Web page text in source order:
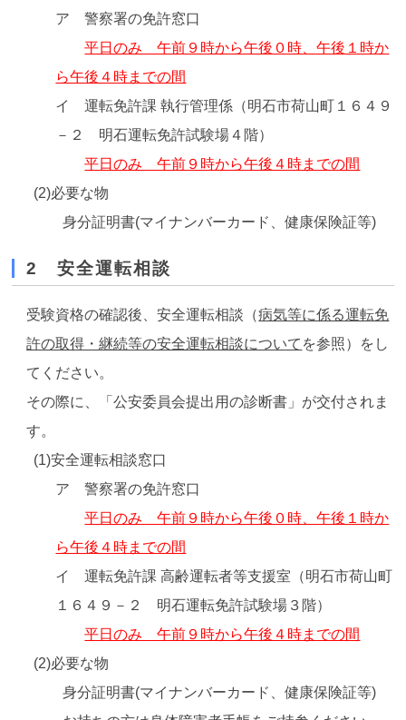
ア 警察署の免許窓口
平日のみ 午前９時から午後０時、午後１時か
ら午後４時までの間
イ 運転免許課 執行管理係（明石市荷山町１６４９
－２ 明石運転免許試験場４階）
平日のみ 午前９時から午後４時までの間
(2)必要な物
身分証明書(マイナンバーカード、健康保険証等)
2 安全運転相談
受験資格の確認後、安全運転相談（病気等に係る運転免
許の取得・継続等の安全運転相談について を参照）をし
てください。
その際に、「公安委員会提出用の診断書」が交付されま
す。
(1)安全運転相談窓口
ア 警察署の免許窓口
平日のみ 午前９時から午後０時、午後１時か
ら午後４時までの間
イ 運転免許課 高齢運転者等支援室（明石市荷山町
１６４９－２ 明石運転免許試験場３階）
平日のみ 午前９時から午後４時までの間
(2)必要な物
身分証明書(マイナンバーカード、健康保険証等)